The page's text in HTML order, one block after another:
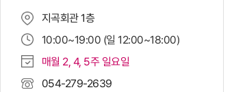
지곡회관 1층
10:00~19:00 (일 12:00~18:00)
매월 2, 4, 5주 일요일
054-279-2639